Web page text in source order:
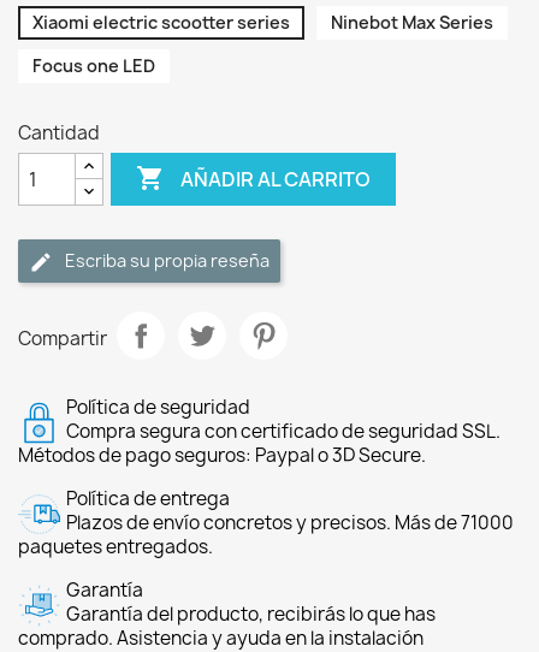
Xiaomi electric scootter series
Ninebot Max Series
Focus one LED
Cantidad
 AÑADIR AL CARRITO
Escriba su propia reseña
Compartir
Política de seguridad
Compra segura con certificado de seguridad SSL.
Métodos de pago seguros: Paypal o 3D Secure.
Política de entrega
Plazos de envío concretos y precisos. Más de 71000
paquetes entregados.
Garantía
Garantía del producto, recibirás lo que has
comprado. Asistencia y ayuda en la instalación